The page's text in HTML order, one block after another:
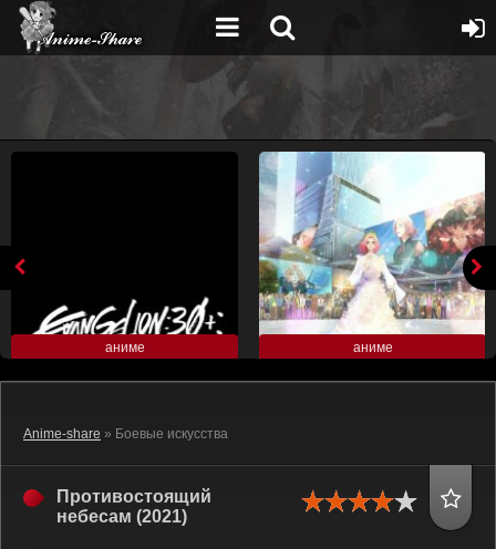
аниме аниме
Anime-share » Боевые искусства
Противостоящий
небесам (2021)